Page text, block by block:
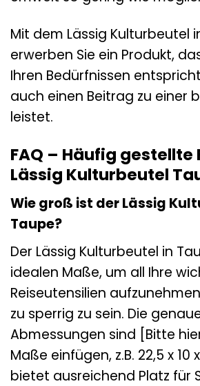
Mit dem Lässig Kulturbeutel
erwerben Sie ein Produkt,
Ihren Bedürfnissen
auch einen Beitrag zu einer
leistet.
FAQ – Häufig gestellte
Lässig Kulturbeutel
Wie groß ist der Lässig
Taupe?
Der Lässig Kulturbeutel in
idealen Maße, um all Ihre
Reiseutensilien
zu sperrig zu sein. Die
Abmessungen sind [Bitte
Maße einfügen, z.B. 22,5 x 10
bietet ausreichend Platz für